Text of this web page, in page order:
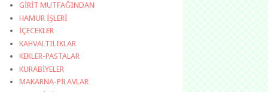
GİRİT MUTFAĞINDAN
HAMUR İŞLERİ
İÇECEKLER
KAHVALTILIKLAR
KEKLER-PASTALAR
KURABİYELER
MAKARNA-PİLAVLAR